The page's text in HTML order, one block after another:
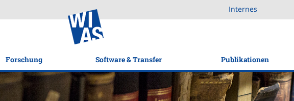
Internes
Forschung Software & Transfer Publikationen